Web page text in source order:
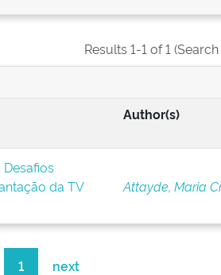
Results 1-1 of 1
Author(s)
da TV
Attayde, Maria
1 next